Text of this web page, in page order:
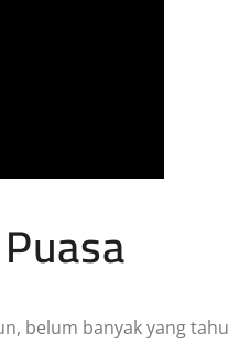
belum banyak yang tahu